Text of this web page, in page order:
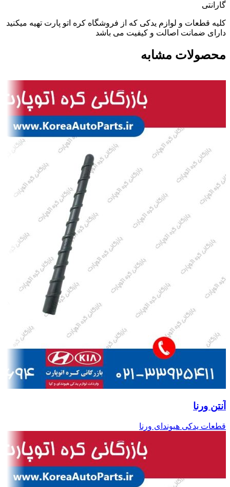
گارانتی
کلیه قطعات و لوازم یدکی که از فروشگاه کره اتو پارت تهیه میکنید
دارای ضمانت اصالت و کیفیت می باشد
محصولات مشابه
آنتن ورنا
قطعات یدکی هیوندای ورنا